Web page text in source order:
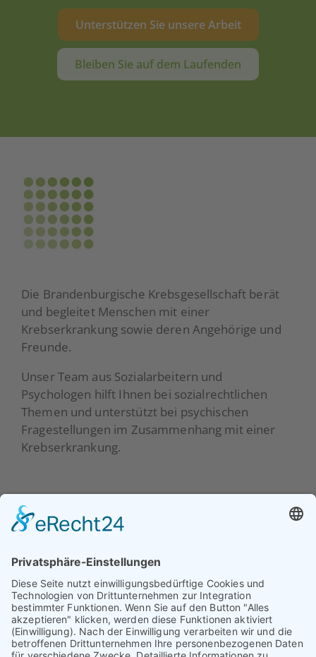
Unterstützen Sie unsere Arbeit
Bleiben Sie auf dem Laufenden
Die Brandenburgische Krebsgesellschaft berät
und begleitet Menschen mit einer
Krebserkrankung sowie deren Angehörige und
Freunde.
Unser Team aus Sozialarbeitern und
Psychologen hilft Ihnen bei sozialrechtlichen
Themen und unterstützt bei psychischen
Fragestellungen im Zusammenhang mit einer
Krebserkrankung.
Beratung
Selbsthilfe
Aktuelles
Unterstützer
Mitgliedschaft